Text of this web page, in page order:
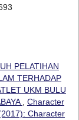
PELATIHAN
TERHADAP
UKM BULU
, Character
Character